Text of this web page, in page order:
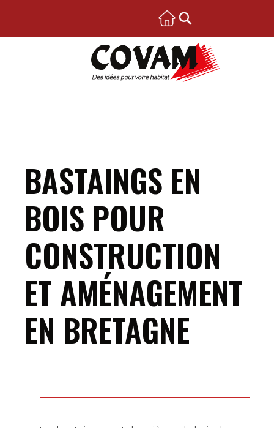
BASTAINGS EN
BOIS POUR
CONSTRUCTION
ET AMÉNAGEMENT
EN BRETAGNE